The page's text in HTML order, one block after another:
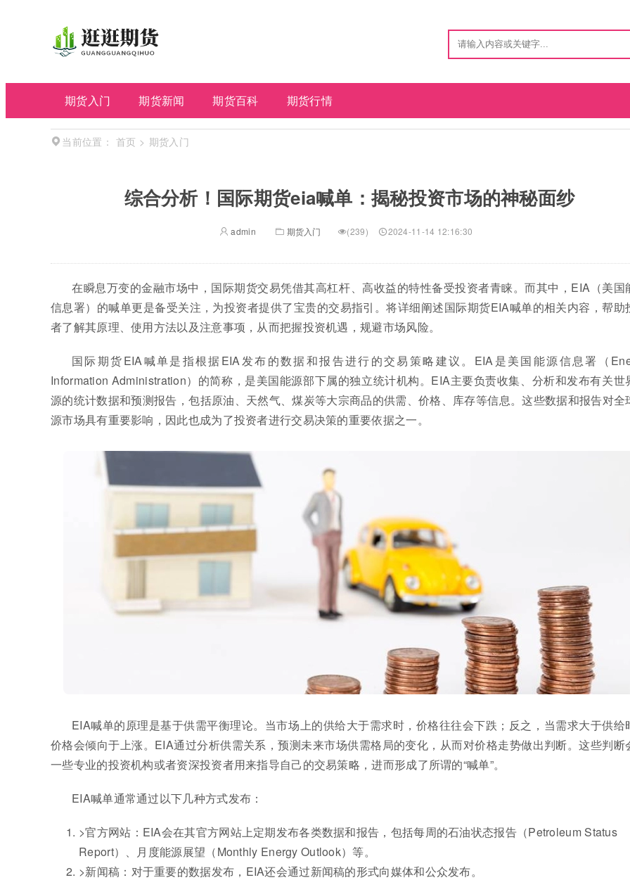
期货入门 期货新闻 期货百科 期货行情
当前位置： 首页 > 期货入门
综合分析！国际期货eia喊单：揭秘投资市场的神秘面纱
admin 期货入门 (239) 2024-11-14 12:16:30
在瞬息万变的金融市场中，国际期货交易凭借其高杠杆、高收益的特性备受投资者青睐。而其中，EIA（美国
信息署）的喊单更是备受关注，为投资者提供了宝贵的交易指引。将详细阐述国际期货EIA喊单的相关内容，帮助
者了解其原理、使用方法以及注意事项，从而把握投资机遇，规避市场风险。
国际期货EIA喊单是指根据EIA发布的数据和报告进行的交易策略建议。EIA是美国能源信息署（
Information Administration）的简称，是美国能源部下属的独立统计机构。EIA主要负责收集、分析和发布有关世
源的统计数据和预测报告，包括原油、天然气、煤炭等大宗商品的供需、价格、库存等信息。这些数据和报告对全
源市场具有重要影响，因此也成为了投资者进行交易决策的重要依据之一。
EIA喊单的原理是基于供需平衡理论。当市场上的供给大于需求时，价格往往会下跌；反之，当需求大于供给
价格会倾向于上涨。EIA通过分析供需关系，预测未来市场供需格局的变化，从而对价格走势做出判断。这些判断
一些专业的投资机构或者资深投资者用来指导自己的交易策略，进而形成了所谓的“喊单”。
EIA喊单通常通过以下几种方式发布：
>官方网站：EIA会在其官方网站上定期发布各类数据和报告，包括每周的石油状态报告（Petroleum Status
Report）、月度能源展望（Monthly Energy Outlook）等。
>新闻稿：对于重要的数据发布，EIA还会通过新闻稿的形式向媒体和公众发布。